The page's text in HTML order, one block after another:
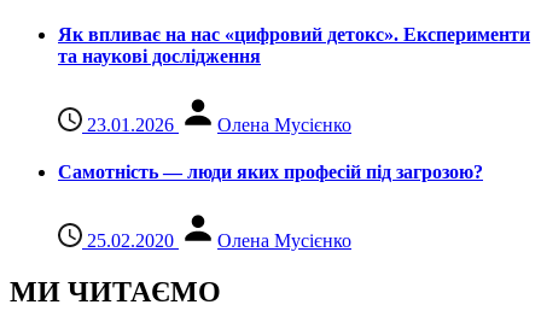
Як впливає на нас «цифровий детокс». Експерименти
та наукові дослідження
23.01.2026 Олена Мусієнко
Самотність — люди яких професій під загрозою?
25.02.2020 Олена Мусієнко
МИ ЧИТАЄМО